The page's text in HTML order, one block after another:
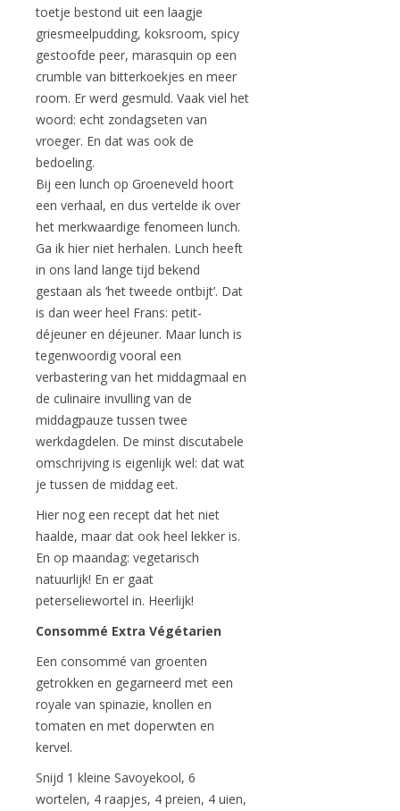
toetje bestond uit een laagje
griesmeelpudding, koksroom, spicy
gestoofde peer, marasquin op een
crumble van bitterkoekjes en meer
room. Er werd gesmuld. Vaak viel het
woord: echt zondagseten van
vroeger. En dat was ook de
bedoeling.
Bij een lunch op Groeneveld hoort
een verhaal, en dus vertelde ik over
het merkwaardige fenomeen lunch.
Ga ik hier niet herhalen. Lunch heeft
in ons land lange tijd bekend
gestaan als ‘het tweede ontbijt’. Dat
is dan weer heel Frans: petit-
déjeuner en déjeuner. Maar lunch is
tegenwoordig vooral een
verbastering van het middagmaal en
de culinaire invulling van de
middagpauze tussen twee
werkdagdelen. De minst discutabele
omschrijving is eigenlijk wel: dat wat
je tussen de middag eet.
Hier nog een recept dat het niet
haalde, maar dat ook heel lekker is.
En op maandag: vegetarisch
natuurlijk! En er gaat
peterseliewortel in. Heerlijk!
Consommé Extra Végétarien
Een consommé van groenten
getrokken en gegarneerd met een
royale van spinazie, knollen en
tomaten en met doperwten en
kervel.
Snijd 1 kleine Savoyekool, 6
wortelen, 4 raapjes, 4 preien, 4 uien,